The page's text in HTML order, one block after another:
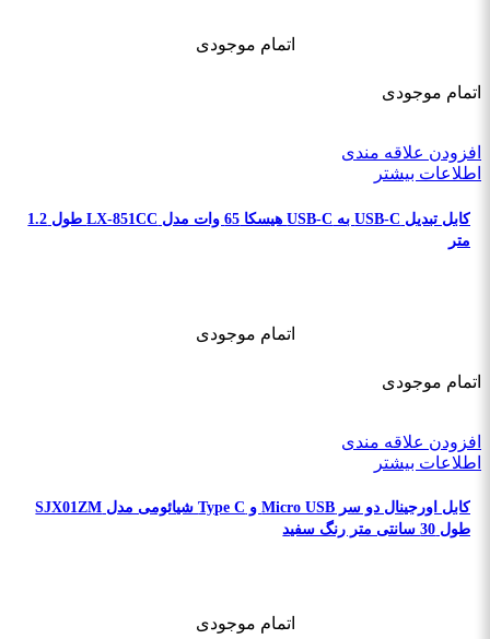
اتمام موجودی
اتمام موجودی
افزودن علاقه مندی
اطلاعات بیشتر
کابل تبدیل USB-C به USB-C هیسکا 65 وات مدل LX-851CC طول 1.2
متر
اتمام موجودی
اتمام موجودی
افزودن علاقه مندی
اطلاعات بیشتر
کابل اورجینال دو سر Micro USB و Type C شیائومی مدل SJX01ZM
طول 30 سانتی متر رنگ سفید
اتمام موجودی